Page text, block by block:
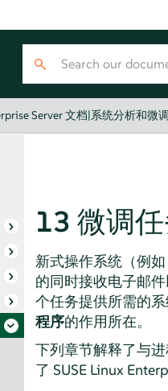
Server 文档|系统分析和微
13 微调
新式操作系统（例如
的同时接收电子邮
个任务提供所需的
程序的作用所在。
下列章节解释了与
了 SUSE Linux